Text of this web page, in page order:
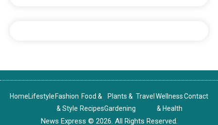
HomeLifestyle Fashion
& Style
Food &
Recipes
Plants &
Gardening
Travel Wellness
& Health
Contact
News Express © 2026. All Rights Reserved.